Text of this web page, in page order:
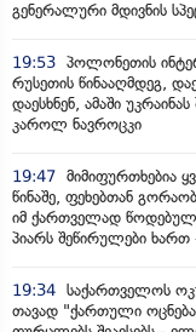
გენერალური მდივნის
19:53 პოლონეთის
რუსეთის წინააღმდეგ,
დაესხნენ, ამაში
კაროლ ნავროცკი
19:47 მიმიფურთხებია
წინაშე, ფეხებთან
იმ ქართველად
პიარს შეწირულები ხართ
19:34 საქართველოს
თავად "ქართული